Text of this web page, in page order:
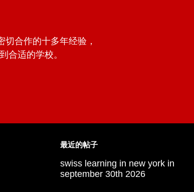
合作的十多年经验，
合适的学校。
最近的帖子
swiss learning in new york in
september 30th 2026